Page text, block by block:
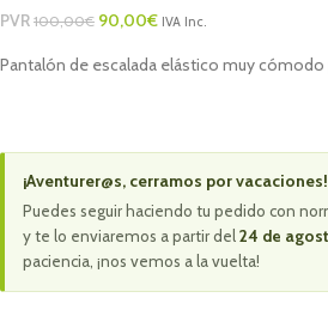
PVR 100,00€ 90,00€ IVA Inc.
Pantalón de escalada elástico muy cómodo
¡Aventurer@s, cerramos por vacaciones!
Puedes seguir haciendo tu pedido con
y te lo enviaremos a partir del24 de
paciencia, ¡nos vemos a la vuelta!